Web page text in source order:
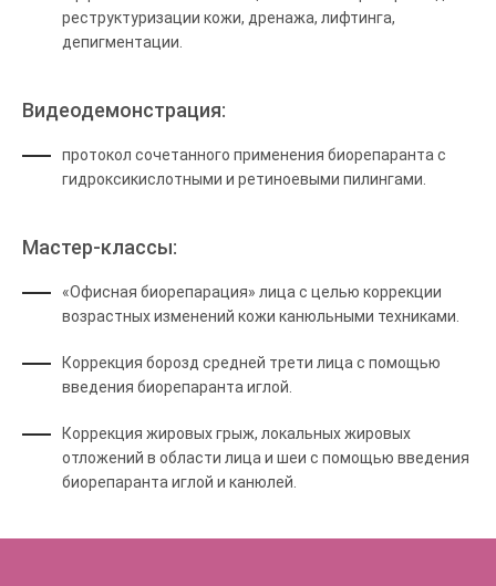
реструктуризации кожи, дренажа, лифтинга,
депигментации.
Видеодемонстрация:
протокол сочетанного применения биорепаранта с
гидроксикислотными и ретиноевыми пилингами.
Мастер-классы:
«Офисная биорепарация» лица с целью коррекции
возрастных изменений кожи канюльными техниками.
Коррекция борозд средней трети лица с помощью
введения биорепаранта иглой.
Коррекция жировых грыж, локальных жировых
отложений в области лица и шеи с помощью введения
биорепаранта иглой и канюлей.